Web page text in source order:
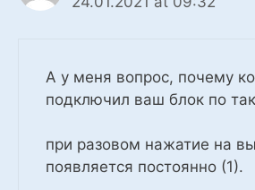
А у меня вопрос, почему
подключил ваш блок по
при разовом нажатие на
появляется постоянно (1).